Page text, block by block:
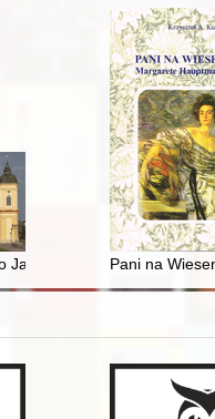
Jana Klemensa Branickiego
Pani na